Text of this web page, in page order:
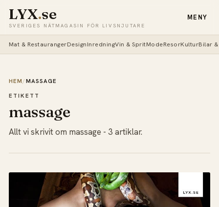
LYX.se
SVERIGES NÄTMAGASIN FÖR LIVSNJUTARE
MENY
Mat & RestaurangerDesignInredningVin & SpritModeResorKulturBilar
HEM / MASSAGE
ETIKETT
massage
Allt vi skrivit om massage - 3 artiklar.